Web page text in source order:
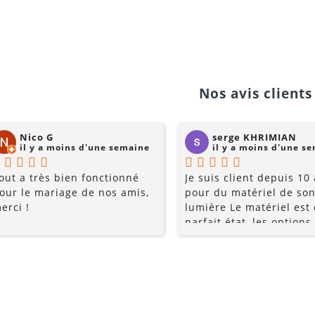
Nos avis clients
Nico G
il y a moins d'une semaine
a très bien fonctionné
le mariage de nos amis,
!
serge KHRIMIAN
il y a moins d'une
Je suis client depuis 10
pour du matériel de
lumière Le matériel est
parfait état, les options
multiples, et les prix